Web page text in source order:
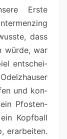
Erste
dass
würde, war
entschei­
und kon­
Pfos­ten­
Kopf­ball
erar­beit­en.